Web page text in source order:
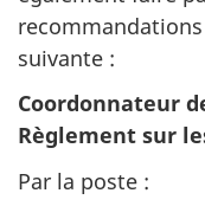
suivante :
Coordonnateur
Règlement sur
Par la poste :